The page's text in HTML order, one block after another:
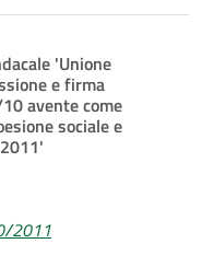
'Unione
e firma
avente come
sociale e
2011